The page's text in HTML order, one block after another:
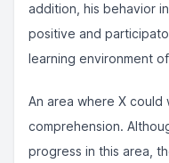
addition, his behavior
positive and
learning environment
An area where X
comprehension.
progress in this area,